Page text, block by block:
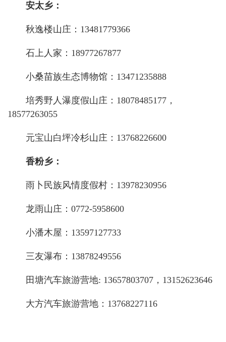
安太乡：
秋逸楼山庄： 13481779366
石上人家： 18977267877
小桑苗族生态博物馆： 13471235888
培秀野人瀑度假山庄： 18078485177，
18577263055
元宝山白坪冷杉山庄： 13768226600
香粉乡：
雨卜民族风情度假村： 13978230956
龙雨山庄： 0772-5958600
小潘木屋： 13597127733
三友瀑布： 13878249556
田塘汽车旅游营地: 13657803707，13152623646
大方汽车旅游营地： 13768227116